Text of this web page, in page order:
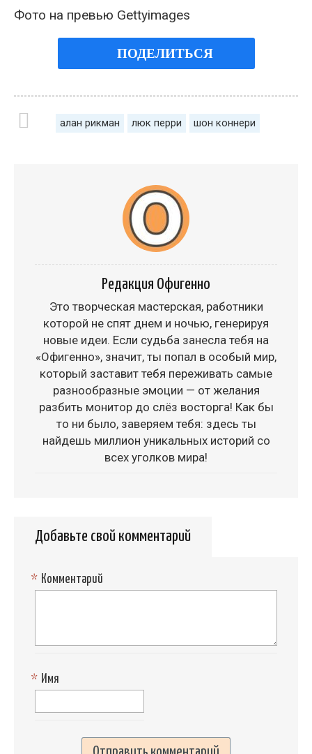
Фото на превью Gettyimages
ПОДЕЛИТЬСЯ
алан рикман люк перри шон коннери
Редакция Офигенно
Это творческая мастерская, работники
которой не спят днем и ночью, генерируя
новые идеи. Если судьба занесла тебя на
«Офигенно», значит, ты попал в особый мир,
который заставит тебя переживать самые
разнообразные эмоции — от желания
разбить монитор до слёз восторга! Как бы
то ни было, заверяем тебя: здесь ты
найдешь миллион уникальных историй со
всех уголков мира!
Добавьте свой комментарий
Комментарий
*
Имя
*